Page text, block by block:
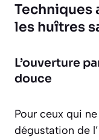
Techniques
les huîtres
L’ouverture
douce
Pour ceux qui
dégustation de